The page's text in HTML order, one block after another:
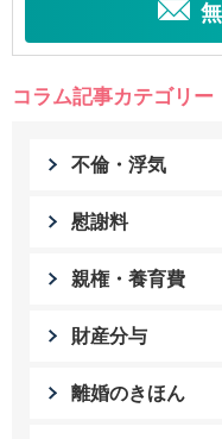
コラム記事カテゴリー
不倫・浮気
慰謝料
親権・養育費
財産分与
離婚のきほん